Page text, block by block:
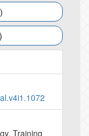
Training